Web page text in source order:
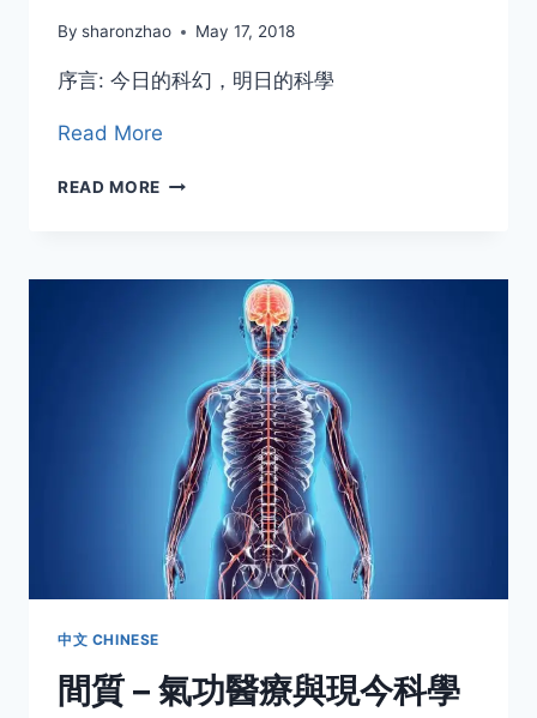
By sharonzhao May 17, 2018
序言: 今日的科幻，明日的科學
Read More
READ MORE 氣
學
中文 CHINESE
間質 – 氣功醫療與現今科學